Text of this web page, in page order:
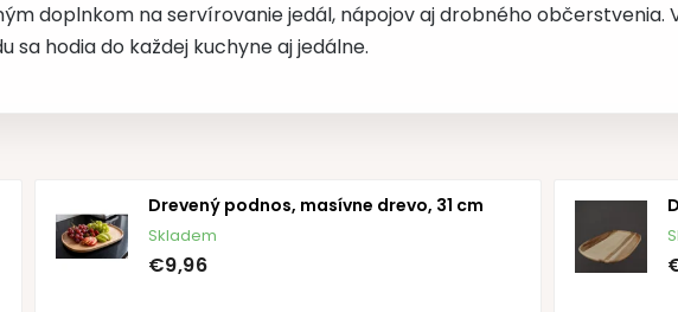
doplnkom na servírovanie jedál, nápojov aj drobného občerstvenia.
hodia do každej kuchyne aj jedálne.
Drevený podnos, masívne drevo, 31 cm
Skladem
€9,96